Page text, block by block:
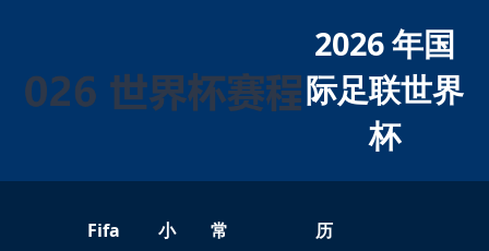
2026 年国
际足联世界
杯
Fifa
小
常
历